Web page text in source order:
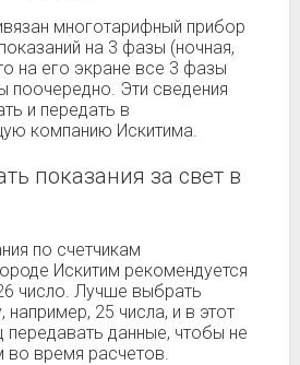
многотарифный прибор
на 3 фазы (ночная,
на его экране все 3 фазы
поочередно. Эти сведения
и передать в
компанию Искитима.
показания за свет в
по счетчикам
Искитим рекомендуется
число. Лучше выбрать
например, 25 числа, и в этот
данные, чтобы не
во время расчетов.